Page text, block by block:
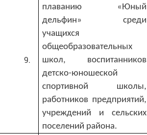
плаванию «Юный
дельфин» среди
учащихся
общеобразовательных
школ, воспитанников
детско-юношеской
спортивной школы,
работников предприятий,
учреждений и сельских
поселений района.